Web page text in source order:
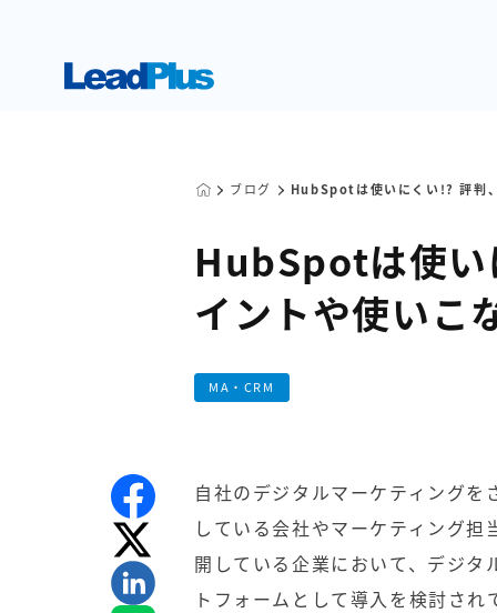
ブログ HubSpotは使いにくい!? 評判
HubSpotは使い
イントや使いこ
MA・CRM
自社のデジタルマーケティング
している会社やマーケティング
開している企業において、デジ
トフォームとして導入を検討さ